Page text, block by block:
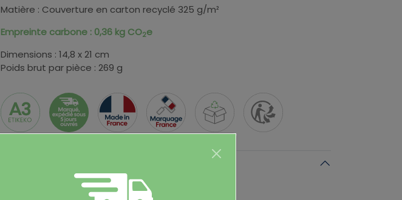
Matière : Couverture en carton recyclé 325 g/m²
Empreinte carbone : 0,36 kg CO2e
Dimensions : 14,8 x 21 cm
Poids brut par pièce : 269 g
Stock